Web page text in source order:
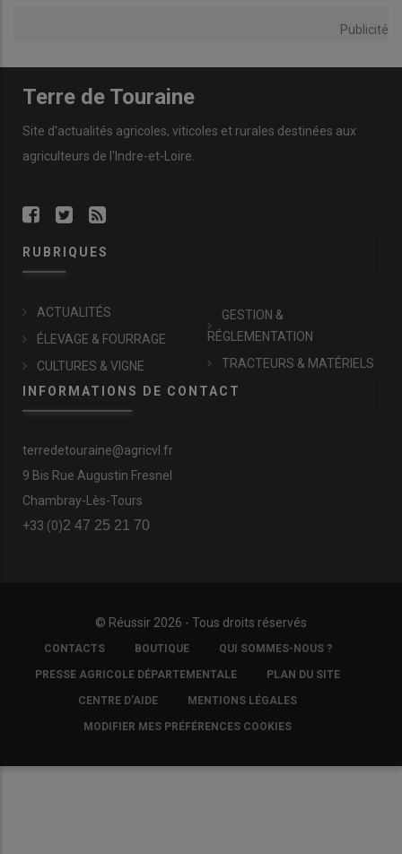
Publicité
Terre de Touraine
Site d'actualités agricoles, viticoles et rurales destinées aux
agriculteurs de l'Indre-et-Loire.
RUBRIQUES
ACTUALITÉS
ÉLEVAGE & FOURRAGE
CULTURES & VIGNE
GESTION &
RÉGLEMENTATION
TRACTEURS & MATÉRIELS
INFORMATIONS DE CONTACT
terredetouraine@agricvl.fr
9 Bis Rue Augustin Fresnel
Chambray-Lès-Tours
+33 (0)2 47 25 21 70
© Réussir 2026 - Tous droits réservés
FOOTER
COPYRIGHT
CONTACTS BOUTIQUE QUI SOMMES-NOUS ?
PRESSE AGRICOLE DÉPARTEMENTALE PLAN DU SITE
CENTRE D'AIDE MENTIONS LÉGALES
MODIFIER MES PRÉFÉRENCES COOKIES